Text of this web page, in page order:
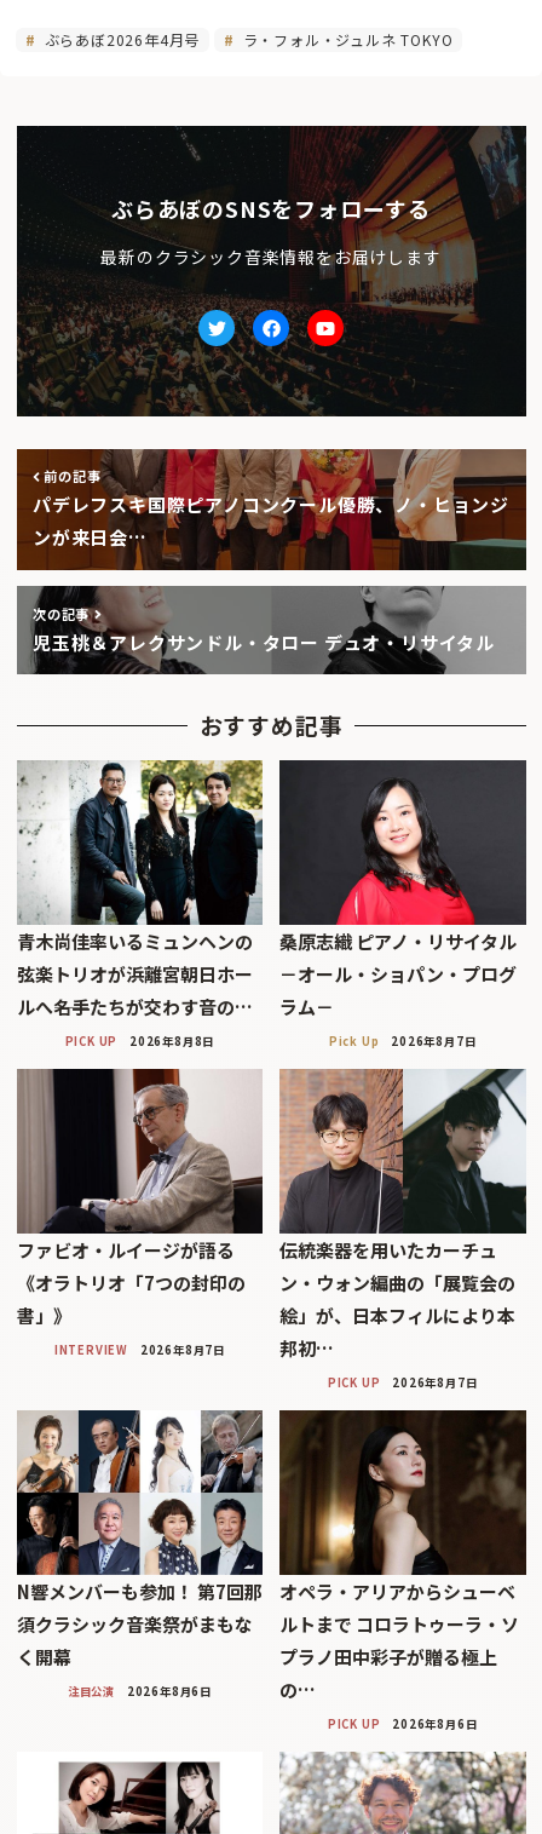
ぶらあぼ2026年4月号 ラ・フォル・ジュルネ TOKYO
ぶらあぼのSNSをフォローする
最新のクラシック音楽情報をお届けします
TwitterfacebookYoutube
前の記事
パデレフスキ国際ピアノコンクール優勝、ノ・ヒョンジ
ンが来日会…
次の記事
児玉桃＆アレクサンドル・タロー デュオ・リサイタル
おすすめ記事
青木尚佳率いるミュンヘンの
弦楽トリオが浜離宮朝日ホー
ルへ――名手たちが交わす音の…
PICK UP 2026年8月8日
桑原志織 ピアノ・リサイタル
－オール・ショパン・プログ
ラム－
Pick Up 2026年8月7日
ファビオ・ルイージが語る
《オラトリオ「7つの封印の
書」》
INTERVIEW 2026年8月7日
伝統楽器を用いたカーチュ
ン・ウォン編曲の「展覧会の
絵」が、日本フィルにより本
邦初…
PICK UP 2026年8月7日
N響メンバーも参加！ 第7回那
須クラシック音楽祭がまもな
く開幕
注目公演 2026年8月6日
オペラ・アリアからシューベ
ルトまで コロラトゥーラ・ソ
プラノ田中彩子が贈る極上
の…
PICK UP 2026年8月6日